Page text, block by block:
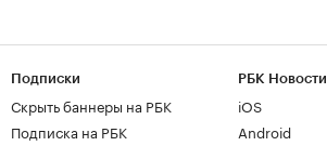
Подписки
Скрыть баннеры на РБК
Подписка на РБК
РБК Новости
iOS
Android